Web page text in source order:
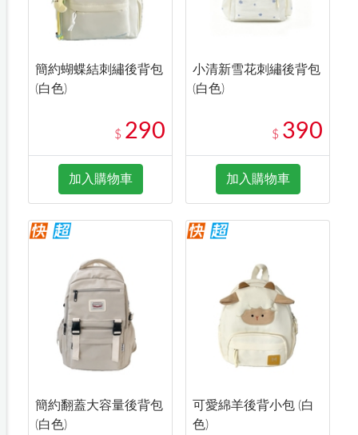
簡約蝴蝶結刺繡後背包
(白色)
$ 290
加入購物車
小清新雪花刺繡後背包
(白色)
$ 390
加入購物車
簡約翻蓋大容量後背包
(白色)
可愛綿羊後背小包 (白
色)